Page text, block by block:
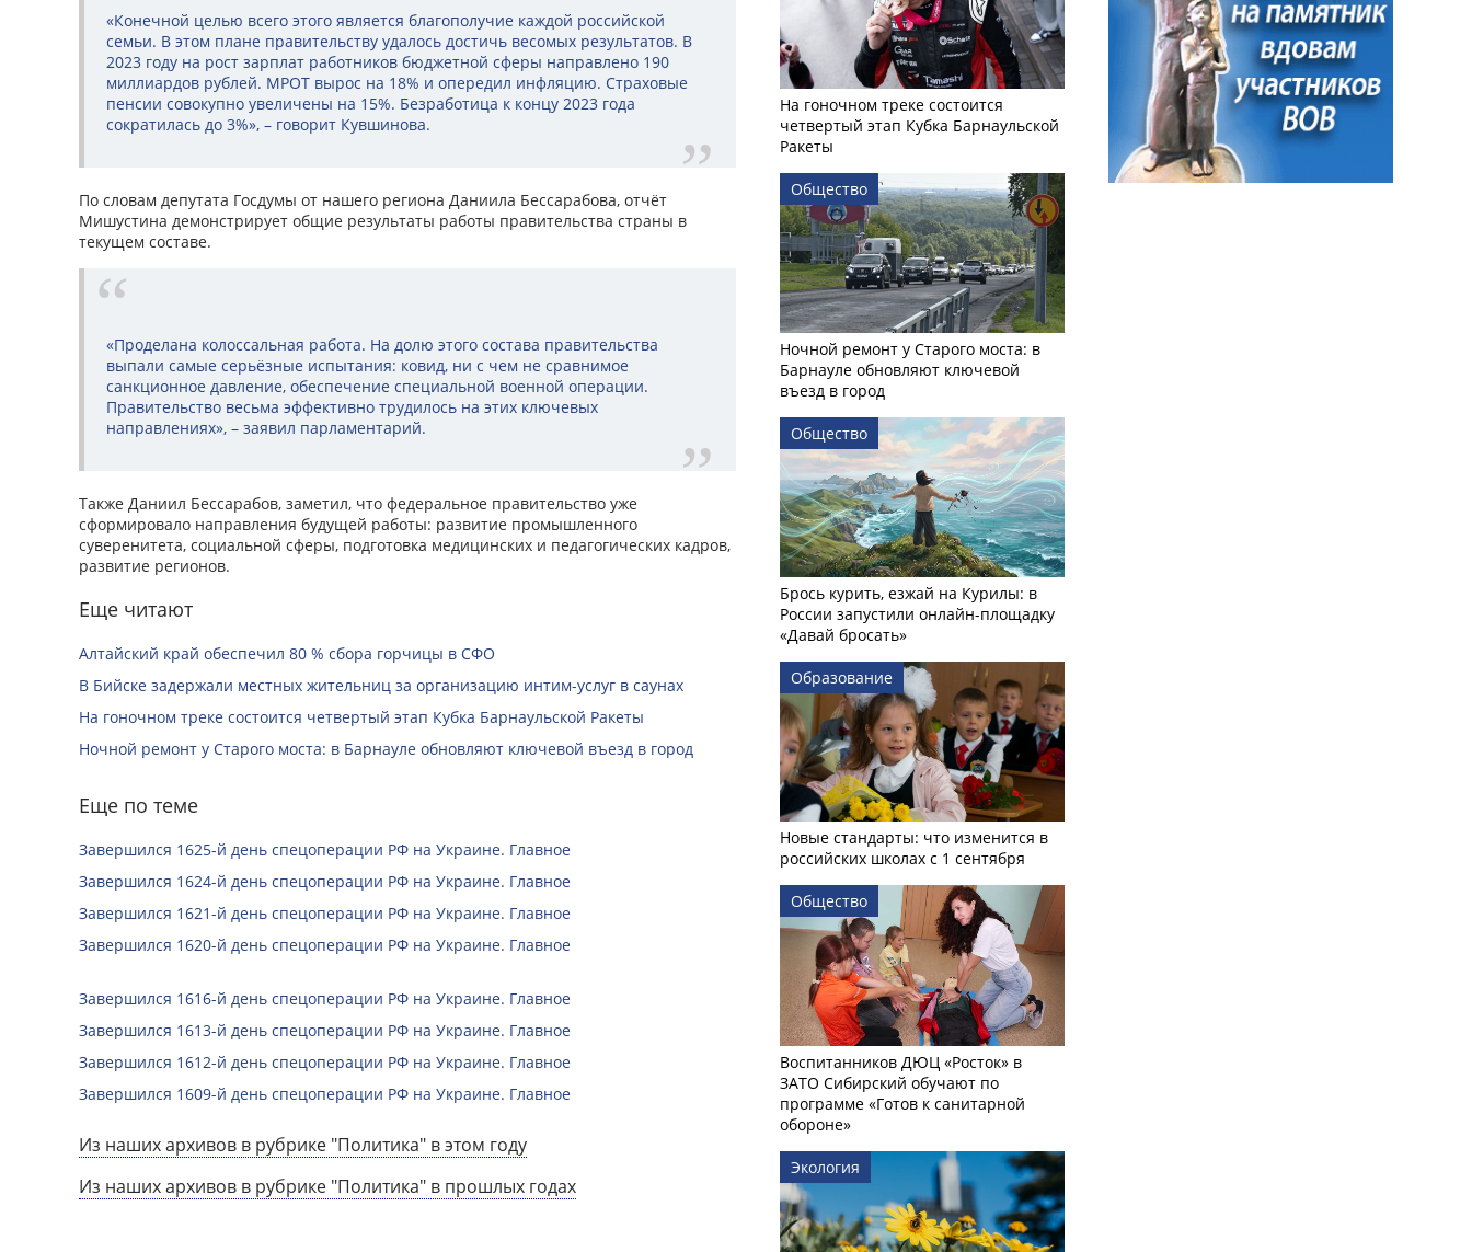
«Конечной целью всего этого является благополучие каждой российской
семьи. В этом плане правительству удалось достичь весомых результатов. В
2023 году на рост зарплат работников бюджетной сферы направлено 190
миллиардов рублей. МРОТ вырос на 18% и опередил инфляцию. Страховые
пенсии совокупно увеличены на 15%. Безработица к концу 2023 года
сократилась до 3%», – говорит Кувшинова.
По словам депутата Госдумы от нашего региона Даниила Бессарабова, отчёт
Мишустина демонстрирует общие результаты работы правительства страны в
текущем составе.
«Проделана колоссальная работа. На долю этого состава правительства
выпали самые серьёзные испытания: ковид, ни с чем не сравнимое
санкционное давление, обеспечение специальной военной операции.
Правительство весьма эффективно трудилось на этих ключевых
направлениях», – заявил парламентарий.
Также Даниил Бессарабов, заметил, что федеральное правительство уже
сформировало направления будущей работы: развитие промышленного
суверенитета, социальной сферы, подготовка медицинских и педагогических кадров,
развитие регионов.
Еще читают
Алтайский край обеспечил 80 % сбора горчицы в СФО
В Бийске задержали местных жительниц за организацию интим-услуг в саунах
На гоночном треке состоится четвертый этап Кубка Барнаульской Ракеты
Ночной ремонт у Старого моста: в Барнауле обновляют ключевой въезд в город
Еще по теме
Завершился 1625-й день спецоперации РФ на Украине. Главное
Завершился 1624-й день спецоперации РФ на Украине. Главное
Завершился 1621-й день спецоперации РФ на Украине. Главное
Завершился 1620-й день спецоперации РФ на Украине. Главное
Завершился 1616-й день спецоперации РФ на Украине. Главное
Завершился 1613-й день спецоперации РФ на Украине. Главное
Завершился 1612-й день спецоперации РФ на Украине. Главное
Завершился 1609-й день спецоперации РФ на Украине. Главное
Из наших архивов в рубрике "Политика" в этом году
Из наших архивов в рубрике "Политика" в прошлых годах
На гоночном треке состоится
четвертый этап Кубка Барнаульской
Ракеты
Общество
Ночной ремонт у Старого моста: в
Барнауле обновляют ключевой
въезд в город
Общество
Брось курить, езжай на Курилы: в
России запустили онлайн-­площадку
«Давай бросать»
Образование
Новые стандарты: что изменится в
российских школах с 1 сентября
Общество
Воспитанников ДЮЦ «Росток» в
ЗАТО Сибирский обучают по
программе «Готов к санитарной
обороне»
Экология